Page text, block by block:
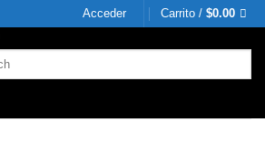
Acceder Carrito /$0.00